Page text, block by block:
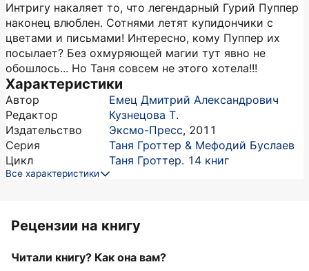
Интригу накаляет то, что легендарный Гурий Пуппер
наконец влюблен. Сотнями летят купидончики с
цветами и письмами! Интересно, кому Пуппер их
посылает? Без охмуряющей магии тут явно не
обошлось... Но Таня совсем не этого хотела!!!
Характеристики
Автор
Емец Дмитрий Александрович
Редактор
Кузнецова Т.
Издательство
Эксмо-Пресс, 2011
Серия
Таня Гроттер & Мефодий Буслаев
Цикл
Таня Гроттер. 14 книг
Все характеристики
Рецензии на книгу
Читали книгу? Как она вам?